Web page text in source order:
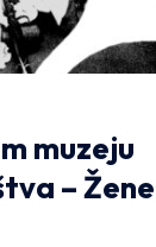
muzeju
– Žene